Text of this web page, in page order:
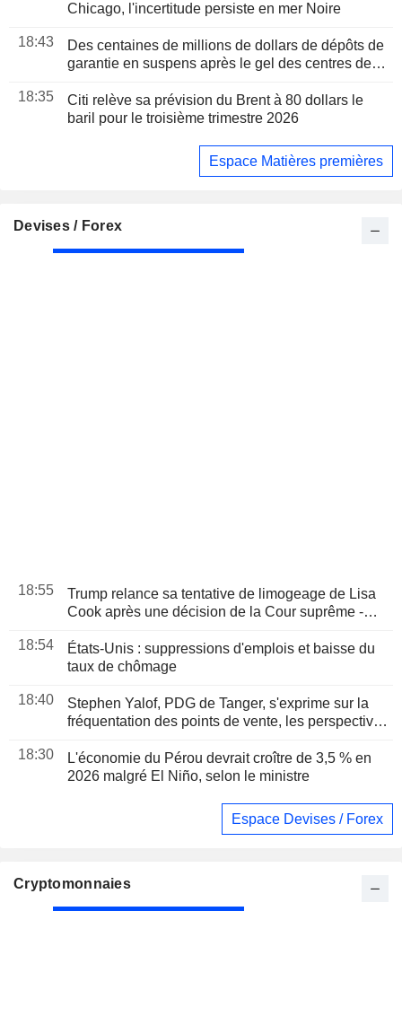
Chicago, l'incertitude persiste en mer Noire
18:43
Des centaines de millions de dollars de dépôts de
garantie en suspens après le gel des centres de
18:35
Citi relève sa prévision du Brent à 80 dollars le
baril pour le troisième trimestre 2026
Espace Matières premières
Devises / Forex
18:55
Trump relance sa tentative de limogeage de Lisa
Cook après une décision de la Cour suprême -
18:54
États-Unis : suppressions d'emplois et baisse du
taux de chômage
18:40
Stephen Yalof, PDG de Tanger, s'exprime sur la
fréquentation des points de vente, les perspectives
18:30
L'économie du Pérou devrait croître de 3,5 % en
2026 malgré El Niño, selon le ministre
Espace Devises / Forex
Cryptomonnaies